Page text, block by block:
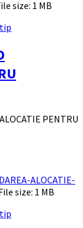
size: 1 MB
PENTRU
ALOCATIE-
size: 1 MB